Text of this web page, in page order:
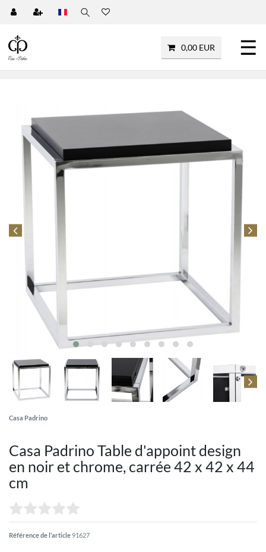
0,00 EUR ☰
Casa Padrino
Casa Padrino Table d'appoint design
en noir et chrome, carrée 42 x 42 x 44
cm
Référence de l’article 91627